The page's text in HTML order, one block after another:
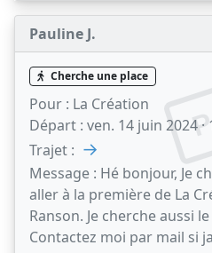
Pauline J.
Cherche une place
Pour : La Création
Départ : ven. 14 juin 2024 ·
Trajet : →
Message : Hé bonjour, Je
aller à la première de La
Ranson. Je cherche aussi
Contactez moi par mail si